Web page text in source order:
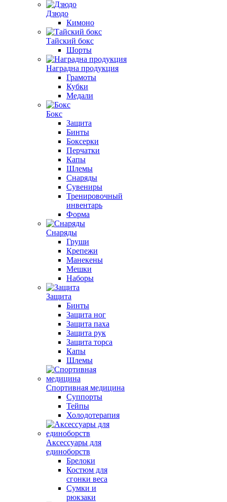
Дзюдо
Кимоно
Тайский бокс
Шорты
Наградна продукция
Грамоты
Кубки
Медали
Бокс
Защита
Бинты
Боксерки
Перчатки
Капы
Шлемы
Снаряды
Сувениры
Тренировочный
инвентарь
Форма
Снаряды
Груши
Крепежи
Манекены
Мешки
Наборы
Защита
Бинты
Защита ног
Защита паха
Защита рук
Защита торса
Капы
Шлемы
Спортивная медицина
Суппорты
Тейпы
Холодотерапия
Аксессуары для
единоборств
Брелоки
Костюм для
сгонки веса
Сумки и
рюкзаки